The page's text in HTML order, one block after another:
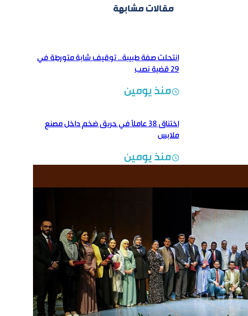
مقالات مشابهة
انتحلت صفة طبيبة.. توقيف شابة متورطة في
29 قضية نصب
منذ يومين
اختناق 38 عاملاً في حريق ضخم داخل مصنع
ملابس
منذ يومين